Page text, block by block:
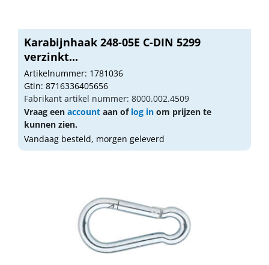
Karabijnhaak 248-05E C-DIN 5299
verzinkt...
Artikelnummer: 1781036
Gtin: 8716336405656
Fabrikant artikel nummer: 8000.002.4509
Vraag een account aan of log in om prijzen te
kunnen zien.
Vandaag besteld, morgen geleverd